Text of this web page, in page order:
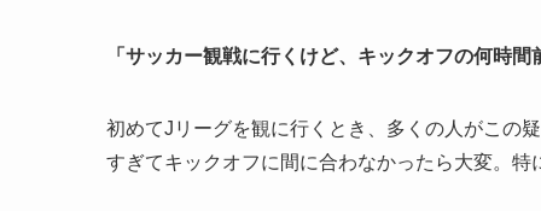
「サッカー観戦に行くけど、キックオフの何時
初めてJリーグを観に行くとき、多くの人がこの
すぎてキックオフに間に合わなかったら大変。